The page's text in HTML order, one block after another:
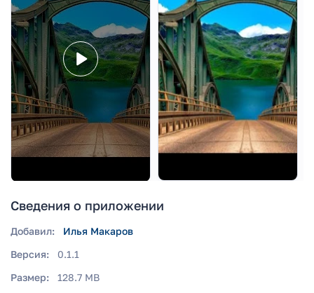
Сведения о приложении
Добавил:
Илья Макаров
Версия:
0.1.1
Размер:
128.7 MB